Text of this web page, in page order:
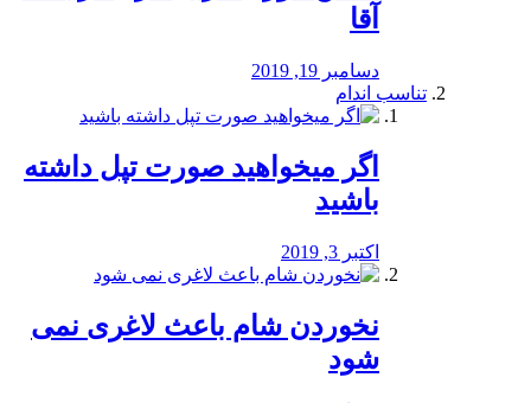
آقا
دسامبر 19, 2019
تناسب اندام
اگر میخواهید صورت تپل داشته
باشید
اکتبر 3, 2019
نخوردن شام باعث لاغری نمی
‌شود